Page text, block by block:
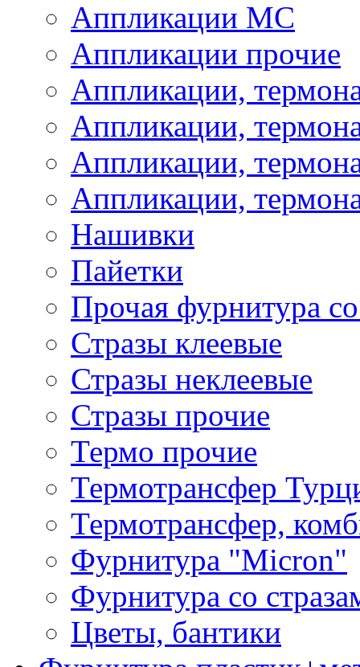
Аппликации МС
Аппликации прочие
Аппликации,
Аппликации,
Аппликации,
Аппликации,
Нашивки
Пайетки
Прочая фурнитура
Стразы клеевые
Стразы неклеевые
Стразы прочие
Термо прочие
Термотрансфер
Термотрансфер,
Фурнитура "Micron"
Фурнитура со
Цветы, бантики